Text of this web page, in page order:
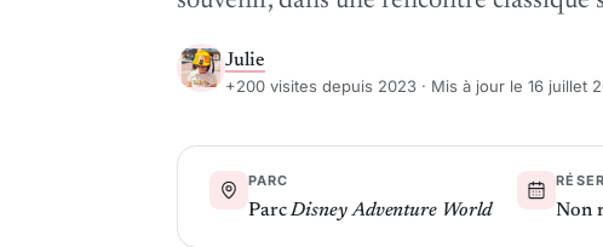
Julie
+200 visites depuis 2023 · Mis à jour le 16 juillet
PARC
ParcDisney Adventure World Non